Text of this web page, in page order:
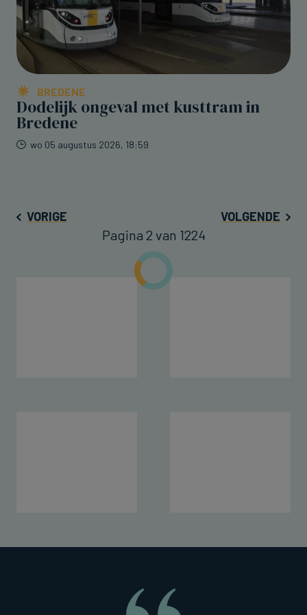
BREDENE
Dodelijk ongeval met kusttram in
Bredene
wo 05 augustus 2026, 18:59
VORIGE VOLGENDE
Pagina 2 van 1224